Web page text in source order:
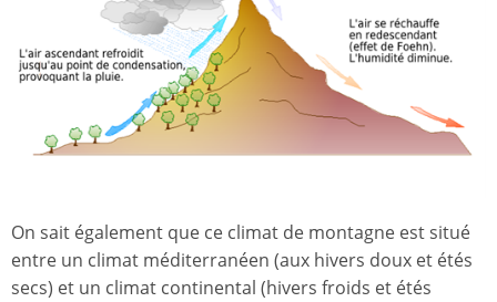
On sait également que ce climat de montagne est situé
entre un climat méditerranéen (aux hivers doux et étés
secs) et un climat continental (hivers froids et étés